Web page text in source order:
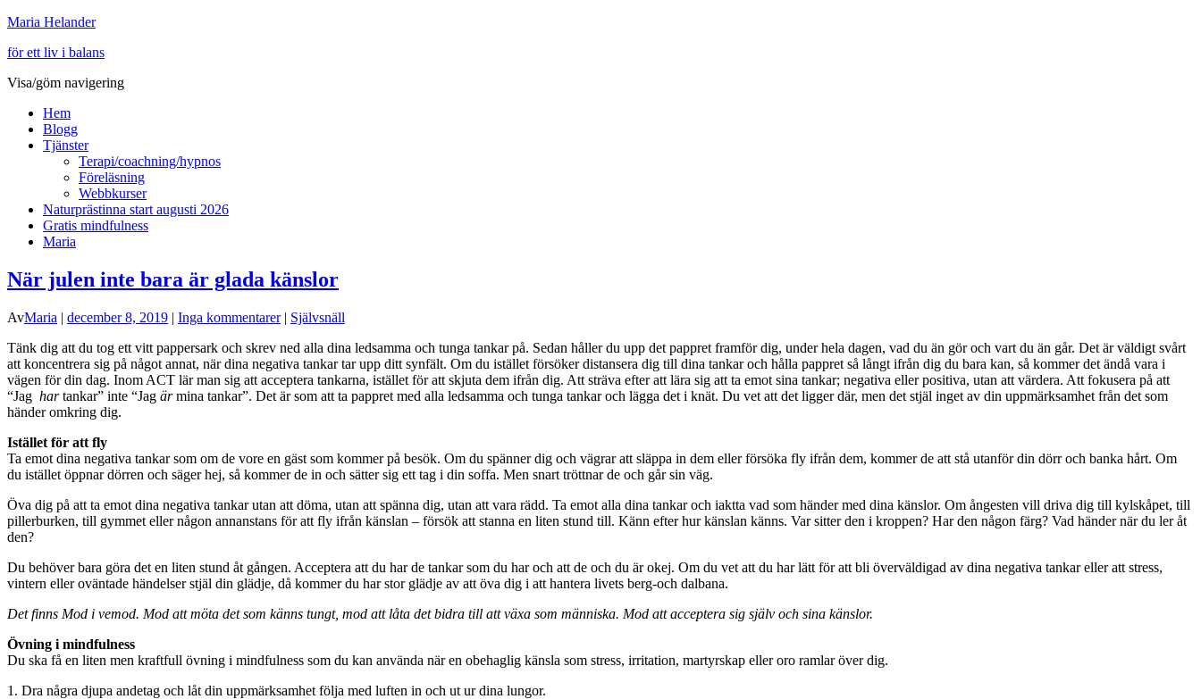
Maria Helander
för ett liv i balans
Visa/göm navigering
Hem
Blogg
Tjänster
Terapi/coachning/hypnos
Föreläsning
Webbkurser
Naturprästinna start augusti 2026
Gratis mindfulness
Maria
När julen inte bara är glada känslor
AvMaria | december 8, 2019 | Inga kommentarer| Självsnäll
Tänk dig att du tog ett vitt pappersark och skrev ned alla dina ledsamma och tunga tankar på. Sedan håller du upp det pappret framför dig, under hela dagen, vad du än gör och vart du än går. Det är väldigt svårt
att koncentrera sig på något annat, när dina negativa tankar tar upp ditt synfält. Om du istället försöker distansera dig till dina tankar och hålla pappret så långt ifrån dig du bara kan, så kommer det ändå vara i
vägen för din dag. Inom ACT lär man sig att acceptera tankarna, istället för att skjuta dem ifrån dig. Att sträva efter att lära sig att ta emot sina tankar; negativa eller positiva, utan att värdera. Att fokusera på att
“Jag hartankar” inte “Jag ärmina tankar”. Det är som att ta pappret med alla ledsamma och tunga tankar och lägga det i knät. Du vet att det ligger där, men det stjäl inget av din uppmärksamhet från det som
händer omkring dig.
Istället för att fly
Ta emot dina negativa tankar som om de vore en gäst som kommer på besök. Om du spänner dig och vägrar att släppa in dem eller försöka fly ifrån dem, kommer de att stå utanför din dörr och banka hårt. Om
du istället öppnar dörren och säger hej, så kommer de in och sätter sig ett tag i din soffa. Men snart tröttnar de och går sin väg.
Öva dig på att ta emot dina negativa tankar utan att döma, utan att spänna dig, utan att vara rädd. Ta emot alla dina tankar och iaktta vad som händer med dina känslor. Om ångesten vill driva dig till kylskåpet, till
pillerburken, till gymmet eller någon annanstans för att fly ifrån känslan – försök att stanna en liten stund till. Känn efter hur känslan känns. Var sitter den i kroppen? Har den någon färg? Vad händer när du ler åt
den?
Du behöver bara göra det en liten stund åt gången. Acceptera att du har de tankar som du har och att de och du är okej. Om du vet att du har lätt för att bli överväldigad av dina negativa tankar eller att stress,
vintern eller oväntade händelser stjäl din glädje, då kommer du har stor glädje av att öva dig i att hantera livets berg-och dalbana.
Det finns Mod i vemod. Mod att möta det som känns tungt, mod att låta det bidra till att växa som människa. Mod att acceptera sig själv och sina känslor.
Övning i mindfulness
Du ska få en liten men kraftfull övning i mindfulness som du kan använda när en obehaglig känsla som stress, irritation, martyrskap eller oro ramlar över dig.
1. Dra några djupa andetag och låt din uppmärksamhet följa med luften in och ut ur dina lungor.